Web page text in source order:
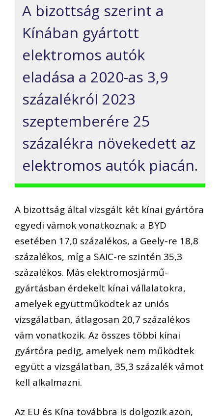
A bizottság szerint a
Kínában gyártott
elektromos autók
eladása a 2020-as 3,9
százalékról 2023
szeptemberére 25
százalékra növekedett az
elektromos autók piacán.
A bizottság által vizsgált két kínai gyártóra
egyedi vámok vonatkoznak: a BYD
esetében 17,0 százalékos, a Geely-re 18,8
százalékos, míg a SAIC-re szintén 35,3
százalékos. Más elektromosjármű-
gyártásban érdekelt kínai vállalatokra,
amelyek együttműködtek az uniós
vizsgálatban, átlagosan 20,7 százalékos
vám vonatkozik. Az összes többi kínai
gyártóra pedig, amelyek nem működtek
együtt a vizsgálatban, 35,3 százalék vámot
kell alkalmazni.
Az EU és Kína továbbra is dolgozik azon,